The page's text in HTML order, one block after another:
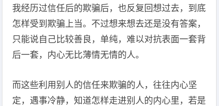
我经历过信任后的欺骗后，也反复回想过去，到底
怎样受到欺骗上当。不过想来想去还是没有答案，
只能说自己比较善良，单纯，难以对抗表面一套背
后一套，内心无比薄情无情的人。
而这些利用别人的信任来欺骗的人，往往内心坚
定，遇事冷静，知道怎样走进别人的内心里，若是